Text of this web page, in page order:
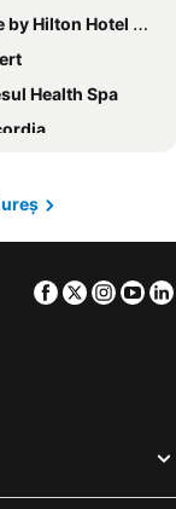
Hotel Sighisoara - Cavaler
Health Spa
Central
Facebook
Twitter